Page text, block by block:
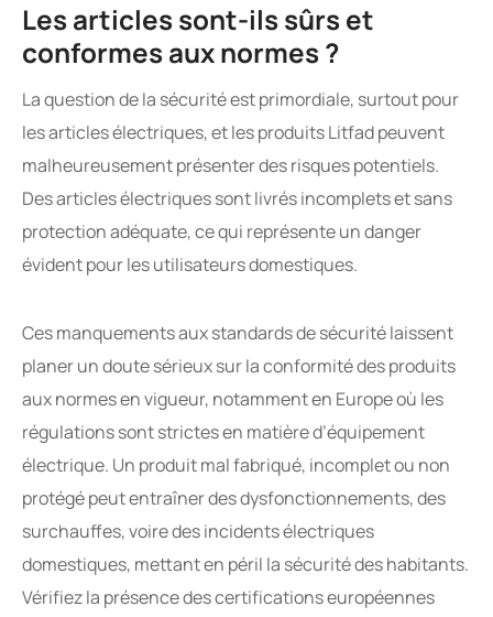
Les articles sont-ils sûrs et
conformes aux normes ?
La question de la sécurité est primordiale, surtout pour
les articles électriques, et les produits Litfad peuvent
malheureusement présenter des risques potentiels.
Des articles électriques sont livrés incomplets et sans
protection adéquate, ce qui représente un danger
évident pour les utilisateurs domestiques.
Ces manquements aux standards de sécurité laissent
planer un doute sérieux sur la conformité des produits
aux normes en vigueur, notamment en Europe où les
régulations sont strictes en matière d’équipement
électrique. Un produit mal fabriqué, incomplet ou non
protégé peut entraîner des dysfonctionnements, des
surchauffes, voire des incidents électriques
domestiques, mettant en péril la sécurité des habitants.
Vérifiez la présence des certifications européennes